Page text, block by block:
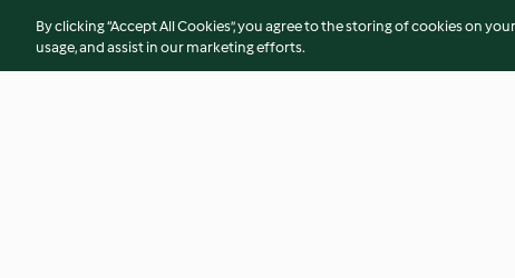
By clicking “Accept All Cookies”, you agree to the storing of cookies on
usage, and assist in our marketing efforts.